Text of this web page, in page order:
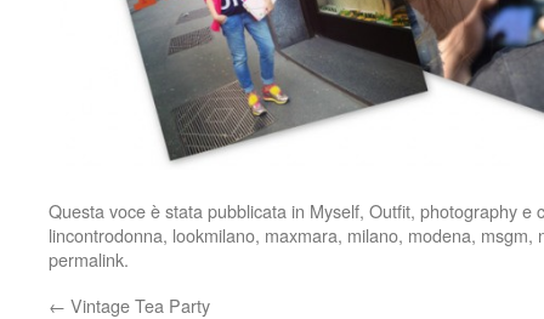
Questa voce è stata pubblicata in Myself, Outfit, photographye
lincontrodonna, lookmilano, maxmara, milano, modena, msgm,
permalink.
← Vintage Tea Party